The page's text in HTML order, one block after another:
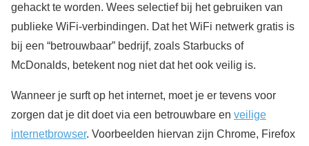
gehackt te worden. Wees selectief bij het gebruiken van
publieke WiFi-verbindingen. Dat het WiFi netwerk gratis is
bij een “betrouwbaar” bedrijf, zoals Starbucks of
McDonalds, betekent nog niet dat het ook veilig is.
Wanneer je surft op het internet, moet je er tevens voor
zorgen dat je dit doet via een betrouwbare en veilige
internetbrowser. Voorbeelden hiervan zijn Chrome, Firefox